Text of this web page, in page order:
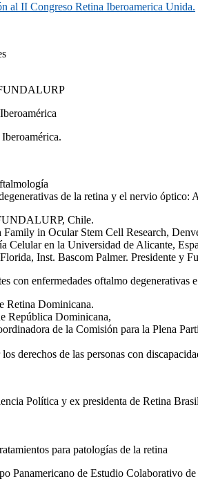
al II Congreso Retina Iberoamerica Unida.
FUNDALURP
de la retina y el nervio óptico:
Chile.
in Ocular Stem Cell Research,
Celular en la Universidad de Alicante,
Inst. Bascom Palmer. Presidente y
con enfermedades oftalmo degenerativas
Retina Dominicana.
República Dominicana,
de la Comisión para la Plena
derechos de las personas con
Política y ex presidenta de Retina
para patologías de la retina
Panamericano de Estudio Colaborativo